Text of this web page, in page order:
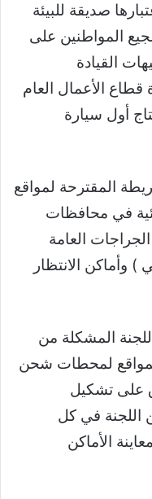
صديقة للبيئة
المواطنين على
القيادة
الأعمال العام
أول سيارة
المقترحة لمواقع
في محافظات
العامة
وأماكن الانتظار
المشكلة من
لمحطات شحن
على تشكيل
اللجنة في كل
الأماكن